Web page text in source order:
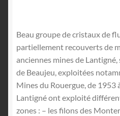
Beau groupe de cristaux de
partiellement recouverts de
anciennes mines de
de Beaujeu, exploitées
Mines du Rouergue, de 1953
Lantigné ont exploité
zones : – les filons des